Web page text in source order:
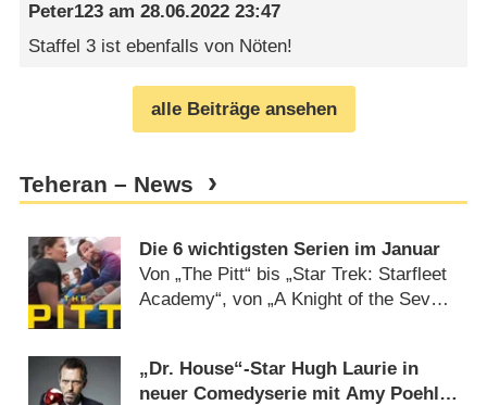
Peter123 am28.06.2022 23:47
Staffel 3 ist ebenfalls von Nöten!
alle Beiträge ansehen
Teheran – News
Die 6 wichtigsten Serien im Januar
Von „The Pitt“ bis „Star Trek: Starfleet
Academy“, von „A Knight of the Seven
„Dr. House“-Star Hugh Laurie in
neuer Comedyserie mit Amy Poehler